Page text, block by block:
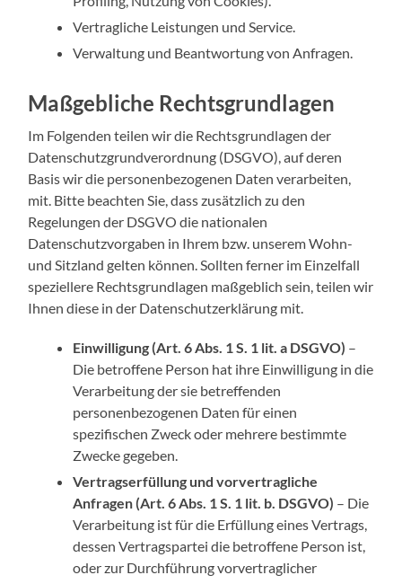
Vertragliche Leistungen und Service.
Verwaltung und Beantwortung von Anfragen.
Maßgebliche Rechtsgrundlagen
Im Folgenden teilen wir die Rechtsgrundlagen der
Datenschutzgrundverordnung (DSGVO), auf deren
Basis wir die personenbezogenen Daten verarbeiten,
mit. Bitte beachten Sie, dass zusätzlich zu den
Regelungen der DSGVO die nationalen
Datenschutzvorgaben in Ihrem bzw. unserem Wohn-
und Sitzland gelten können. Sollten ferner im Einzelfall
speziellere Rechtsgrundlagen maßgeblich sein, teilen wir
Ihnen diese in der Datenschutzerklärung mit.
Einwilligung (Art. 6 Abs. 1 S. 1 lit. a DSGVO) –
Die betroffene Person hat ihre Einwilligung in die
Verarbeitung der sie betreffenden
personenbezogenen Daten für einen
spezifischen Zweck oder mehrere bestimmte
Zwecke gegeben.
Vertragserfüllung und vorvertragliche
Anfragen (Art. 6 Abs. 1 S. 1 lit. b. DSGVO) – Die
Verarbeitung ist für die Erfüllung eines Vertrags,
dessen Vertragspartei die betroffene Person ist,
oder zur Durchführung vorvertraglicher